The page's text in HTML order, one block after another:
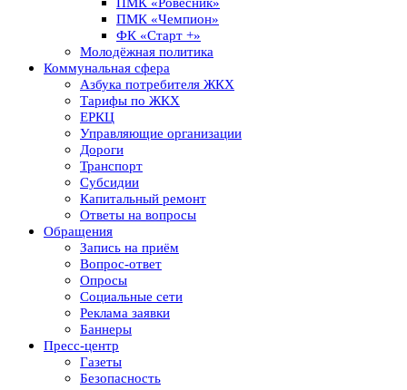
ПМК «Ровесник»
ПМК «Чемпион»
ФК «Старт +»
Молодёжная политика
Коммунальная сфера
Азбука потребителя ЖКХ
Тарифы по ЖКХ
ЕРКЦ
Управляющие организации
Дороги
Транспорт
Субсидии
Капитальный ремонт
Ответы на вопросы
Обращения
Запись на приём
Вопрос-ответ
Опросы
Социальные сети
Реклама заявки
Баннеры
Пресс-центр
Газеты
Безопасность